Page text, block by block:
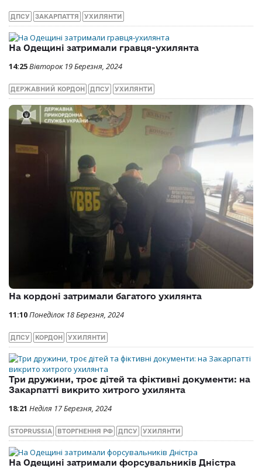
ДПСУ ЗАКАРПАТТЯ УХИЛЯНТИ
На Одещині затримали гравця-ухилянта
14:25Вівторок 19 Березня, 2024
ДЕРЖАВНИЙ КОРДОН ДПСУ УХИЛЯНТИ
На кордоні затримали багатого ухилянта
11:10Понеділок 18 Березня, 2024
ДПСУ КОРДОН УХИЛЯНТИ
Три дружини, троє дітей та фіктивні документи: на
Закарпатті викрито хитрого ухилянта
18:21 Неділя 17 Березня, 2024
STOPRUSSIA ВТОРГНЕННЯ РФ ДПСУ УХИЛЯНТИ
На Одещині затримали форсувальників Дністра